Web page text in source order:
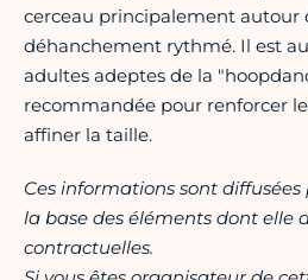
cerceau principalement autour
déhanchement rythmé. Il est
adultes adeptes de la
recommandée pour renforcer
affiner la taille.
Ces informations sont
la base des éléments dont elle
contractuelles.